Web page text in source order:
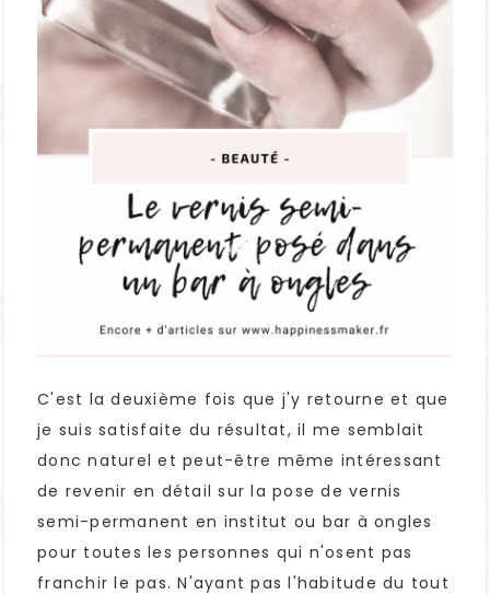
C'est la deuxième fois que j'y retourne et que
je suis satisfaite du résultat, il me semblait
donc naturel et peut-être même intéressant
de revenir en détail sur la pose de vernis
semi-permanent en institut ou bar à ongles
pour toutes les personnes qui n'osent pas
franchir le pas. N'ayant pas l'habitude du tout